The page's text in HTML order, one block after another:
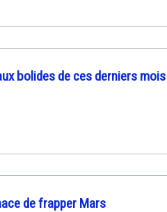
bolides de ces derniers mois
de frapper Mars